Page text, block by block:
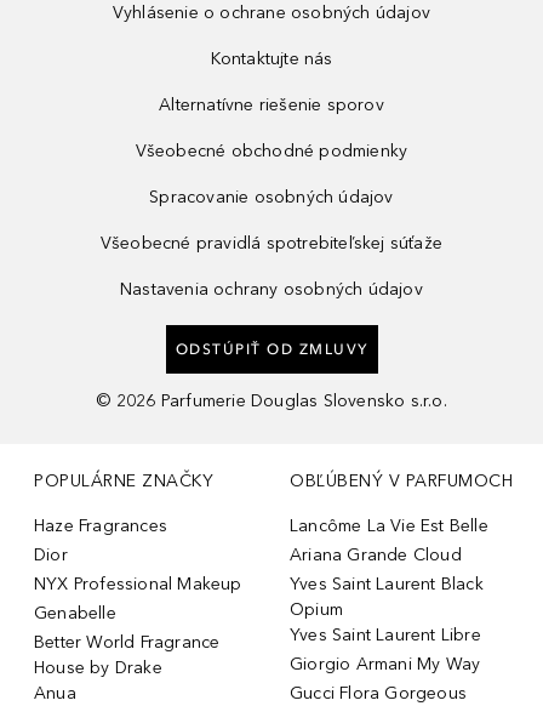
Vyhlásenie o ochrane osobných údajov
Kontaktujte nás
Alternatívne riešenie sporov
Všeobecné obchodné podmienky
Spracovanie osobných údajov
Všeobecné pravidlá spotrebiteľskej súťaže
Nastavenia ochrany osobných údajov
ODSTÚPIŤ OD ZMLUVY
© 2026 Parfumerie Douglas Slovensko s.r.o.
POPULÁRNE ZNAČKY
Haze Fragrances
Dior
NYX Professional Makeup
Genabelle
Better World Fragrance
House by Drake
Anua
OBĽÚBENÝ V PARFUMOCH
Lancôme La Vie Est Belle
Ariana Grande Cloud
Yves Saint Laurent Black
Opium
Yves Saint Laurent Libre
Giorgio Armani My Way
Gucci Flora Gorgeous